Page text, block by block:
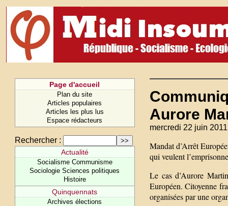
Page d'accueil
Plan du site
Articles populaires
Articles les plus lus
Espace rédacteurs
Rechercher :
Actualité
Socialisme Communisme
Sociologie Sciences politiques
Histoire
Quinquennats
Archives élections
Aurore
mercredi 22 juin
Mandat d’Arrêt
qui veulent
Le cas d’Aurore
Européen. Citoyenne
organisées par une